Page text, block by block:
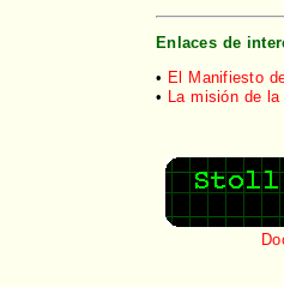
Enlaces de
• El Manifiesto
• La misión de